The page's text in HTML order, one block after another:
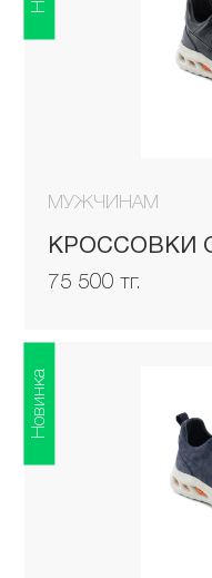
МУЖЧИНАМ
КРОССОВКИ
75 500 тг.
Новинка